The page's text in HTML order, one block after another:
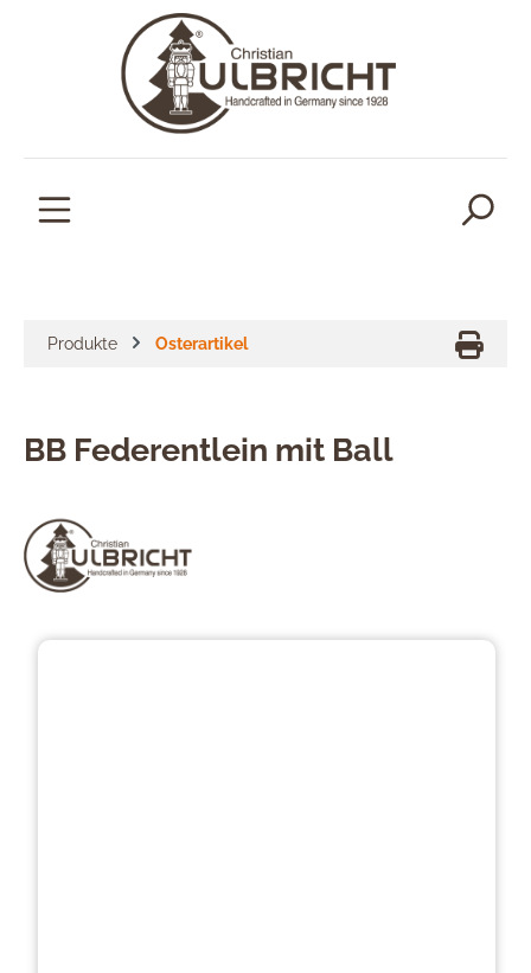
Produkte Osterartikel
BB Federentlein mit Ball